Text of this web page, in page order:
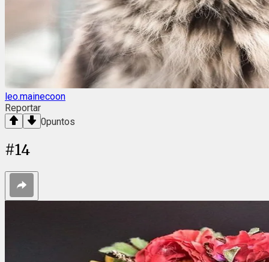
leo.mainecoon
Reportar
0puntos
#14